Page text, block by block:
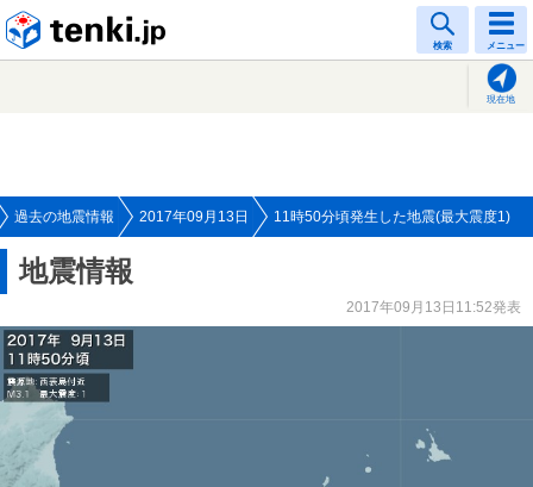
検索 メニュー
現在地
過去の地震情報 2017年09月13日 11時50分頃発生した地震(最大震度1)
地震情報
2017年09月13日11:52発表